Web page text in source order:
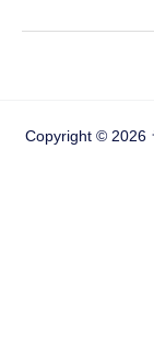
Copyright © 2026